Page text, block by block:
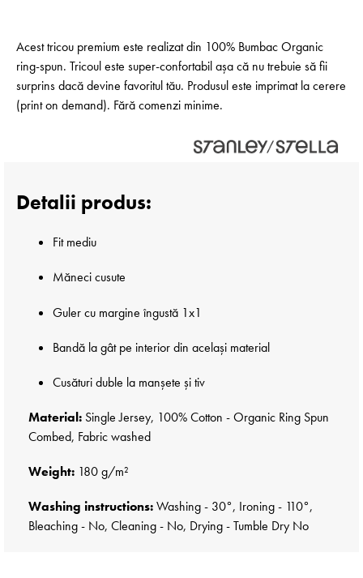
Acest tricou premium este realizat din 100% Bumbac Organic
ring-spun. Tricoul este super-confortabil așa că nu trebuie să fii
surprins dacă devine favoritul tău. Produsul este imprimat la cerere
(print on demand). Fără comenzi minime.
Detalii produs:
Fit mediu
Măneci cusute
Guler cu margine îngustă 1x1
Bandă la gât pe interior din același material
Cusături duble la manșete și tiv
Material: Single Jersey, 100% Cotton - Organic Ring Spun
Combed, Fabric washed
Weight: 180 g/m²
Washing instructions:Washing - 30°, Ironing - 110°,
Bleaching - No, Cleaning - No, Drying - Tumble Dry No